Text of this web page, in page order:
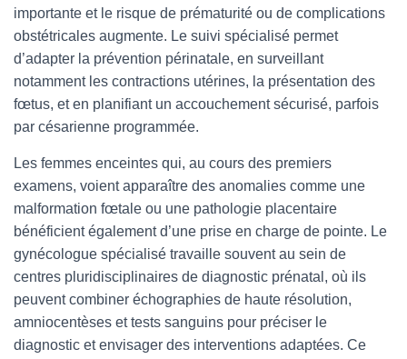
importante et le risque de prématurité ou de complications
obstétricales augmente. Le suivi spécialisé permet
d’adapter la prévention périnatale, en surveillant
notamment les contractions utérines, la présentation des
fœtus, et en planifiant un accouchement sécurisé, parfois
par césarienne programmée.
Les femmes enceintes qui, au cours des premiers
examens, voient apparaître des anomalies comme une
malformation fœtale ou une pathologie placentaire
bénéficient également d’une prise en charge de pointe. Le
gynécologue spécialisé travaille souvent au sein de
centres pluridisciplinaires de diagnostic prénatal, où ils
peuvent combiner échographies de haute résolution,
amniocentèses et tests sanguins pour préciser le
diagnostic et envisager des interventions adaptées. Ce